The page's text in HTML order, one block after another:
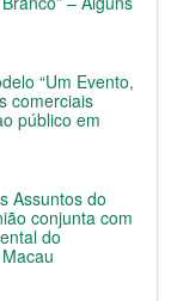
“Um Evento,
comerciais
público em
Assuntos do
conjunta com
do